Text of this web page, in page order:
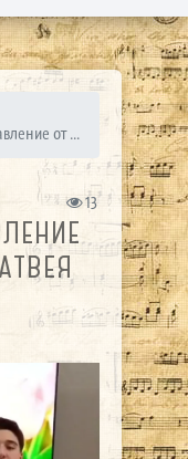
от ...
13